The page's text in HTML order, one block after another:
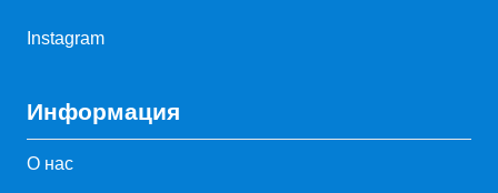
Instagram
Информация
О нас